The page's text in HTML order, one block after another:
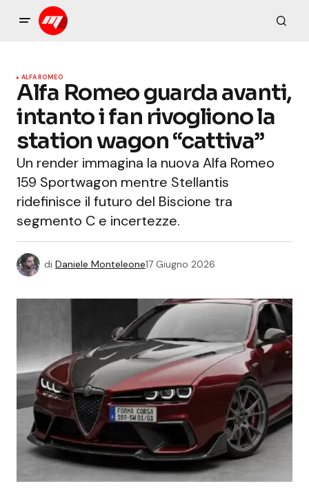
ALFA ROMEO
Alfa Romeo guarda avanti,
intanto i fan rivogliono la
station wagon “cattiva”
Un render immagina la nuova Alfa Romeo
159 Sportwagon mentre Stellantis
ridefinisce il futuro del Biscione tra
segmento C e incertezze.
di Daniele Monteleone17 Giugno 2026